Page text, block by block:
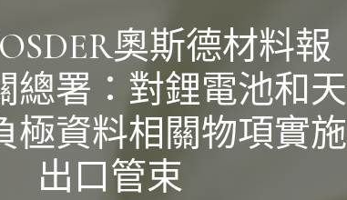
奧斯德材料報
總署：對鋰電池和天
極資料相關物項實施
出口管束